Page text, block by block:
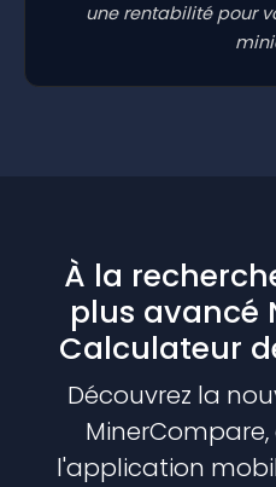
une rentabilité pour
À la
plus avancé
Calculateur
Découvrez la
l'application